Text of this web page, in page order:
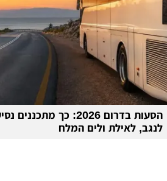
הסעות בדרום 2026: כך
לנגב, לאילת ולים המלח